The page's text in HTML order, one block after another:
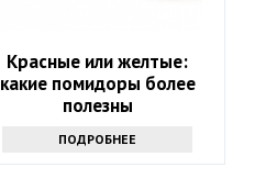
Красные или желтые:
какие помидоры более
полезны
ПОДРОБНЕЕ